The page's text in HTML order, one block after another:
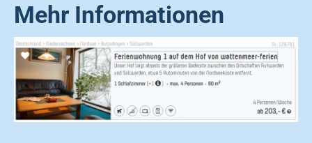
Mehr Informationen